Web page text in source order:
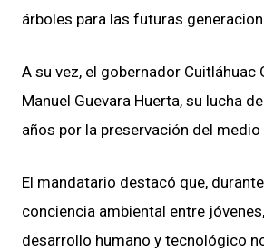
árboles para las futuras
A su vez, el gobernador
Manuel Guevara Huerta, su lucha
años por la preservación del
El mandatario destacó que,
conciencia ambiental entre
desarrollo humano y tecnológico